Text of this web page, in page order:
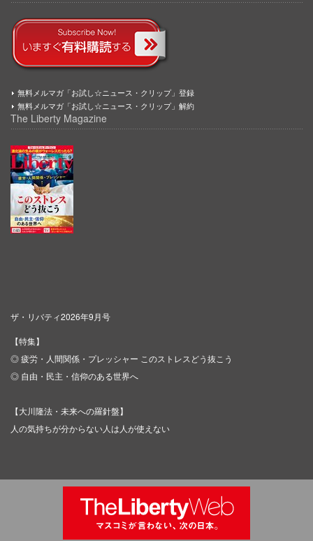
無料メルマガ「お試し☆ニュース・クリップ」登録
無料メルマガ「お試し☆ニュース・クリップ」解約
The Liberty Magazine
ザ・リバティ2026年9月号
【特集】
◎ 疲労・人間関係・プレッシャー このストレスどう抜こう
◎ 自由・民主・信仰のある世界へ
【大川隆法・未来への羅針盤】
人の気持ちが分からない人は人が使えない